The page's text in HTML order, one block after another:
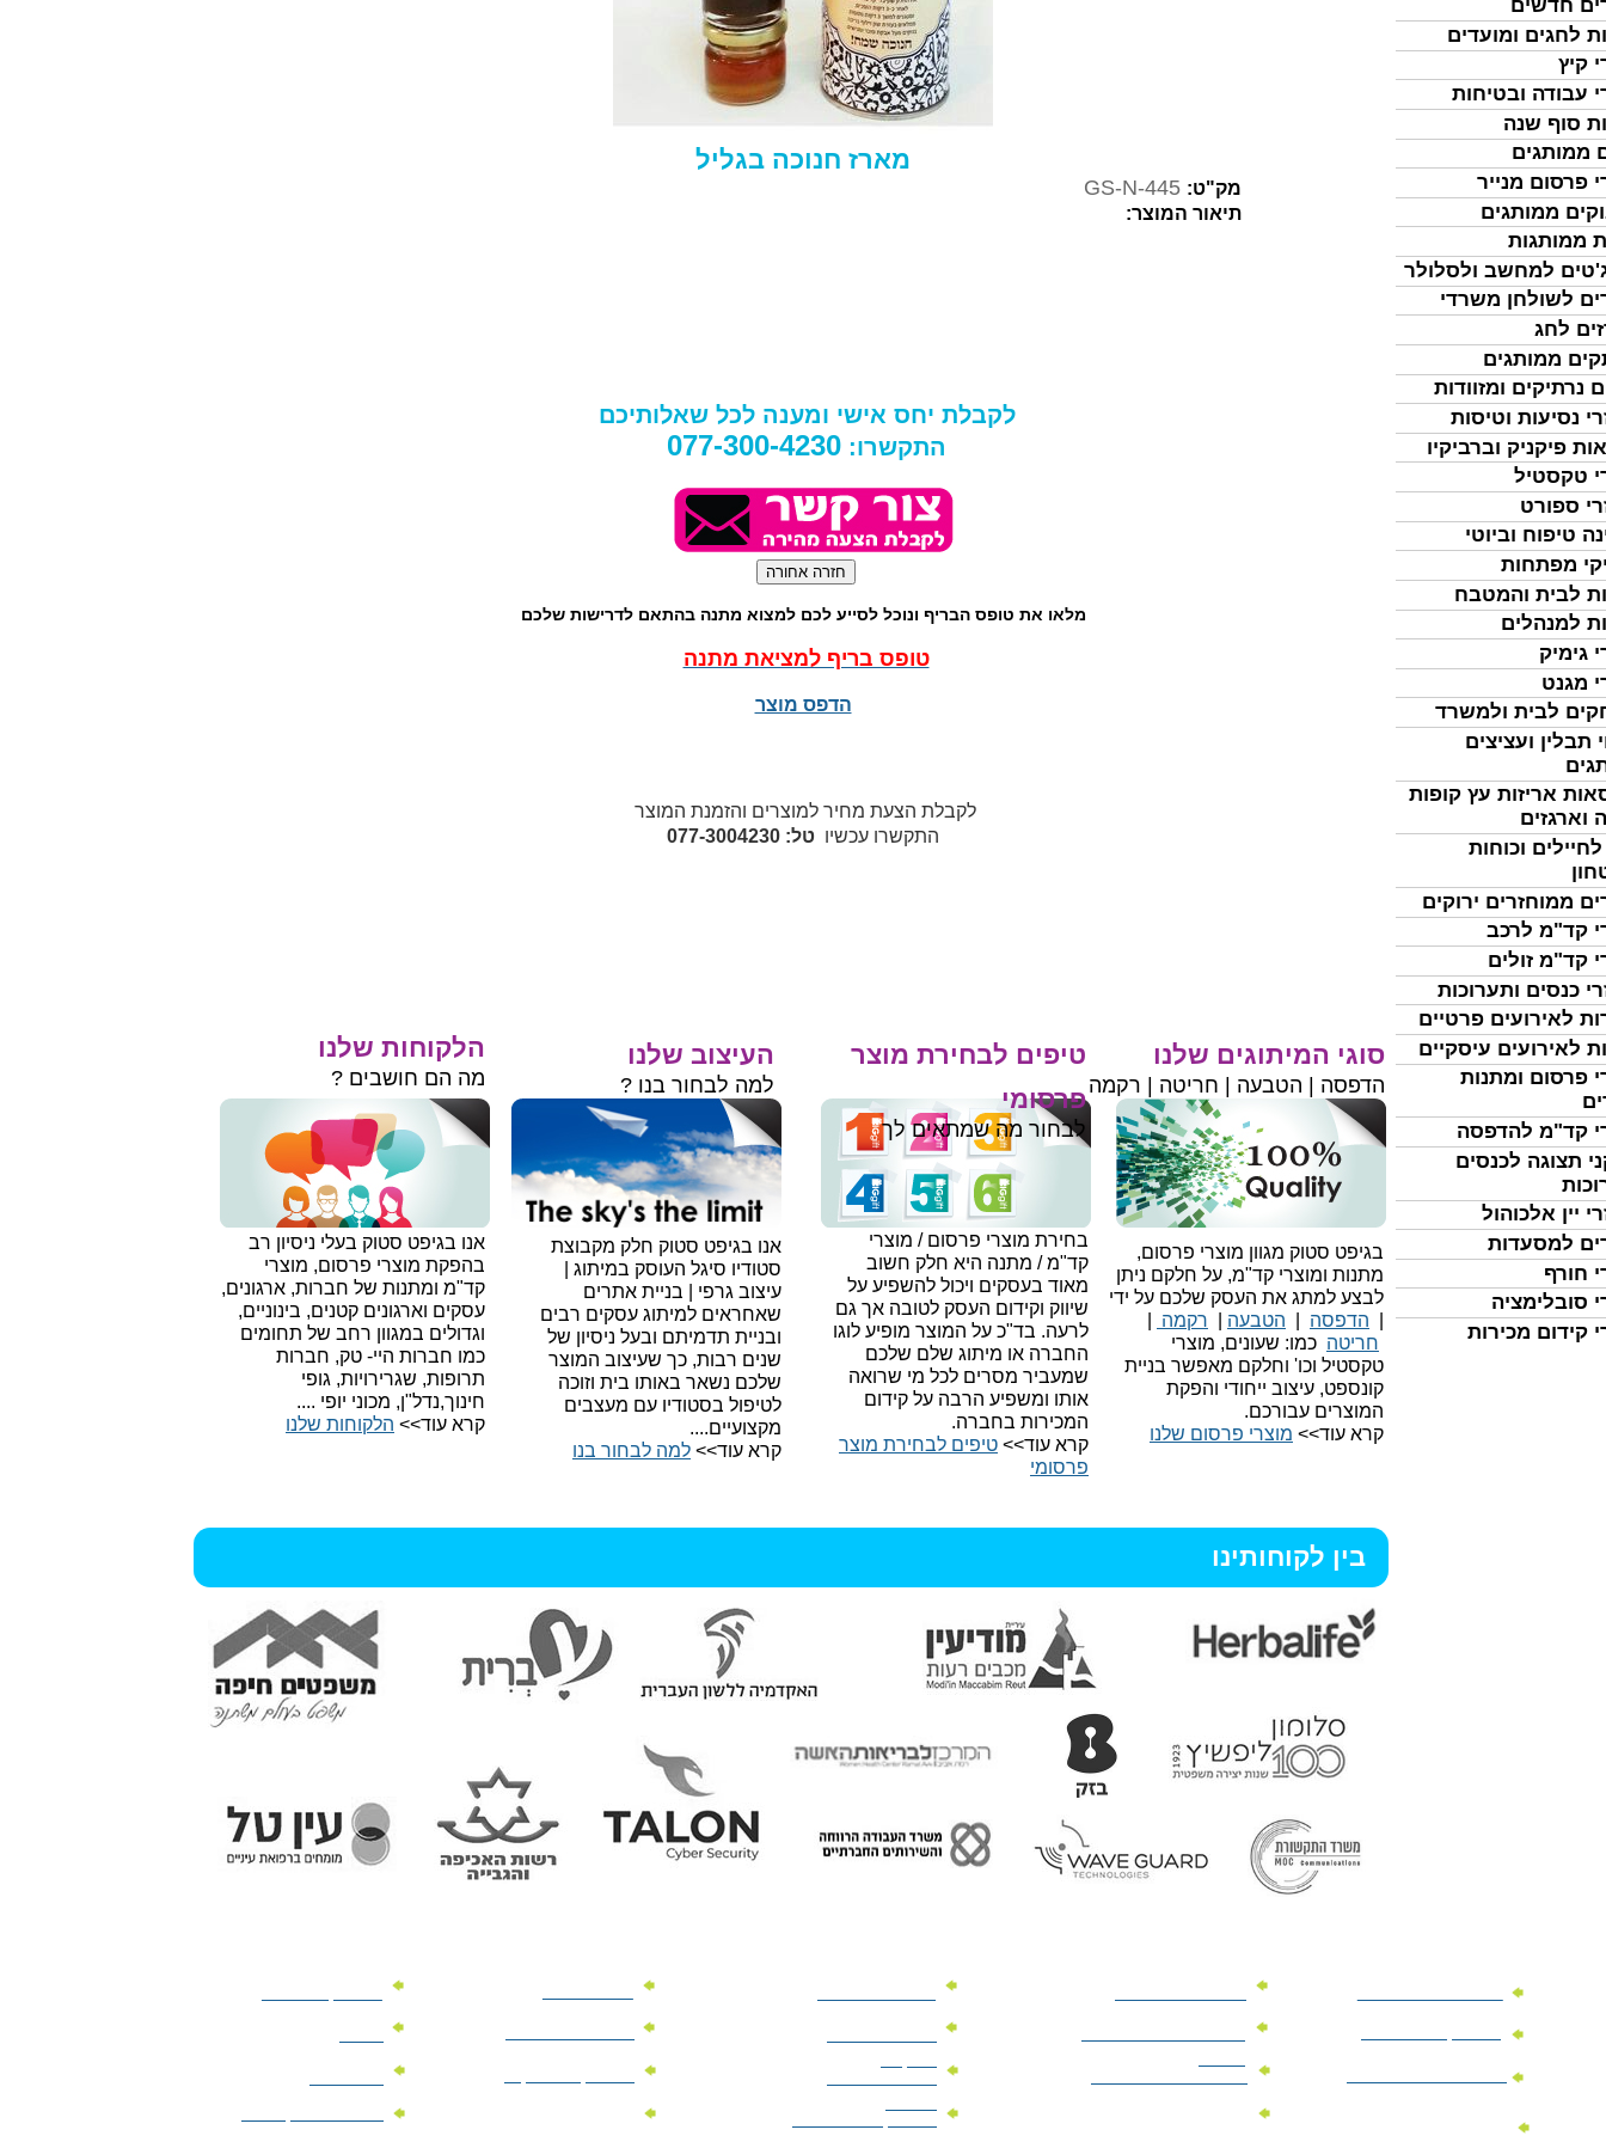
חדשים
לחגים ומועדים
קיץ
עבודה ובטיחות
סוף שנה
ממותגים
פרסום מנייר
ממותגים
ממותגות
למחשב ולסלולר
לשולחן משרדי
לחג
ממותגים
נרתיקים ומזוודות
נסיעות וטיסות
פיקניק וברביקיו
טקסטיל
ספורט
טיפוח וביוטי
מפתחות
לבית והמטבח
למנהלים
גימיק
מגנט
לבית ולמשרד
תבלין ועציצים
אריזות עץ קופות
וארגזים
לחיילים וכוחות
ממוחזרים ירוקים
קד"מ לרכב
קד"מ זולים
כנסים ותערוכות
לאירועים פרטיים
לאירועים עיסקיים
פרסום ומתנות
קד"מ להדפסה
תצוגה לכנסים
יין אלכוהול
למסעדות
חורף
סובלימציה
קידום מכירות
מארז חנוכה בגליל
מק"ט: GS-N-445
תיאור המוצר:
לקבלת יחס אישי ומענה לכל שאלותיכם
התקשרו: 077-300-4230
מלאו את טופס הבריף ונוכל לסייע לכם למצוא מתנה בהתאם לדרישות שלכם
טופס בריף למציאת מתנה
הדפס מוצר
לקבלת הצעת מחיר למוצרים והזמנת המוצר
התקשרו עכשיו טל: 077-3004230
אנו בגיפט סטוק חלק מקבוצת
סטודיו סיגל העוסק במיתוג |
עיצוב גרפי | בניית אתרים
שאחראים למיתוג עסקים רבים
ובניית תדמיתם ובעל ניסיון של
שנים רבות, כך שעיצוב המוצר
שלכם נשאר באותו בית וזוכה
לטיפול בסטודיו עם מעצבים
מקצועיים....
קרא עוד>> למה לבחור בנו​
בגיפט סטוק מגוון מוצרי פרסום,
מתנות ומוצרי קד"מ, על חלקם ניתן
לבצע למתג את העסק שלכם על ידי
הדפסה הטבעה רקמה
חריטה כמו: שעונים, מוצרי
טקסטיל וכו' וחלקם מאפשר בניית
קונספט, עיצוב ייחודי והפקת
המוצרים עבורכם.
קרא עוד>> מוצרי פרסום שלנו
אנו בגיפט סטוק בעלי ניסיון רב
בהפקת מוצרי פרסום, מוצרי
קד"מ ומתנות של חברות, ארגונים,
עסקים וארגונים קטנים, בינוניים,
וגדולים במגוון רחב של תחומים
כמו חברות היי- טק, חברות
תרופות, שגרירויות, גופי
חינוך,נדל"ן, מכוני יופי ....
קרא עוד>> הלקוחות שלנו
בחירת מוצרי פרסום / מוצרי
קד"מ / מתנה היא חלק חשוב
מאוד בעסקים ויכול להשפיע על
שיווק וקידום העסק לטובה אך גם
לרעה. בד"כ על המוצר מופיע לוגו
החברה או מיתוג שלם שלכם
שמעביר מסרים לכל מי שרואה
אותו ומשפיע הרבה על קידום
המכירות בחברה.
קרא עוד>> טיפים לבחירת מוצר
פרסומי
טיפים לבחירת מוצר
פרסומי
לבחור מה שמתאים לך
העיצוב שלנו
למה לבחור בנו ?
סוגי המיתוגים שלנו
הדפסה | הטבעה | חריטה | רקמה
הלקוחות שלנו
מה הם חושבים ?
בין לקוחותינו